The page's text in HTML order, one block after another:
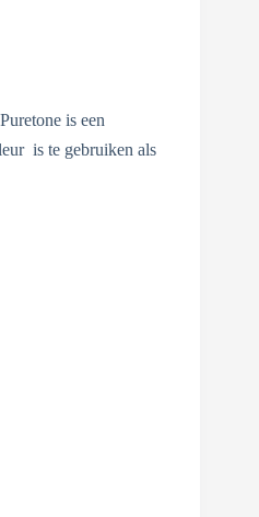
is een
is te gebruiken als